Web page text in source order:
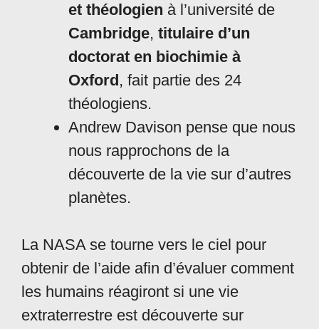
et théologien à l’université de
Cambridge, titulaire d’un
doctorat en biochimie à
Oxford, fait partie des 24
théologiens.
Andrew Davison pense que nous
nous rapprochons de la
découverte de la vie sur d’autres
planètes.
La NASA se tourne vers le ciel pour
obtenir de l’aide afin d’évaluer comment
les humains réagiront si une vie
extraterrestre est découverte sur